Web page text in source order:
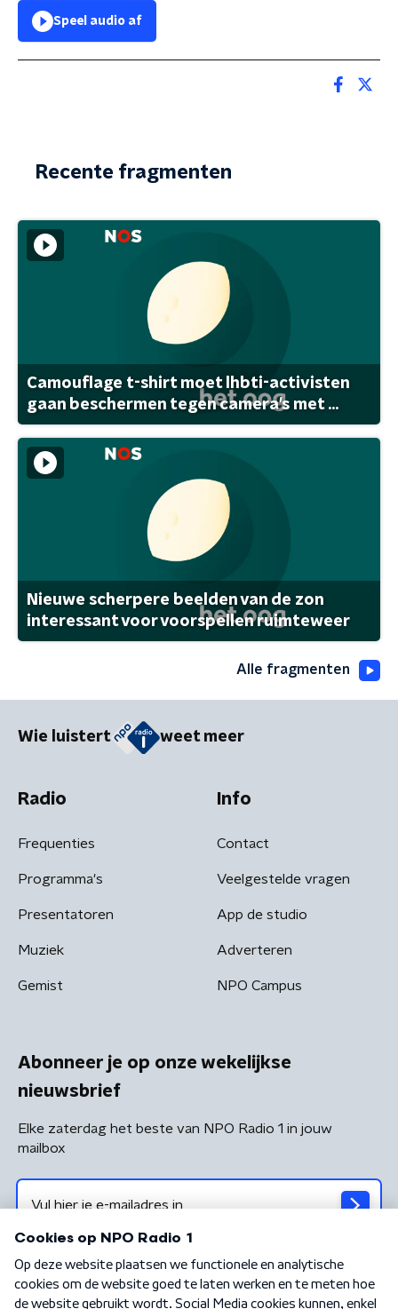
Speel audio af
Recente fragmenten
Camouflage t-shirt moet lhbti-activisten
gaan beschermen tegen camera's met ...
Nieuwe scherpere beelden van de zon
interessant voor voorspellen ruimteweer
Alle fragmenten
Wie luistert weet meer
Radio
Frequenties
Programma's
Presentatoren
Muziek
Gemist
Info
Contact
Veelgestelde vragen
App de studio
Adverteren
NPO Campus
Abonneer je op onze wekelijkse
nieuwsbrief
Elke zaterdag het beste van NPO Radio 1 in jouw
mailbox